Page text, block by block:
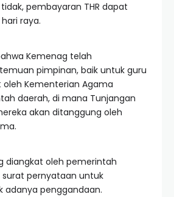
pembayaran THR dapat
raya.
Kemenag telah
pimpinan, baik untuk guru
oleh Kementerian Agama
daerah, di mana Tunjangan
akan ditanggung oleh
diangkat oleh pemerintah
surat pernyataan untuk
adanya penggandaan.